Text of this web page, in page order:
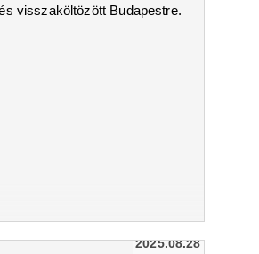
visszaköltözött Budapestre.
2025.08.28